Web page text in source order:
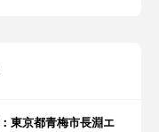
東京都青梅市長淵エ